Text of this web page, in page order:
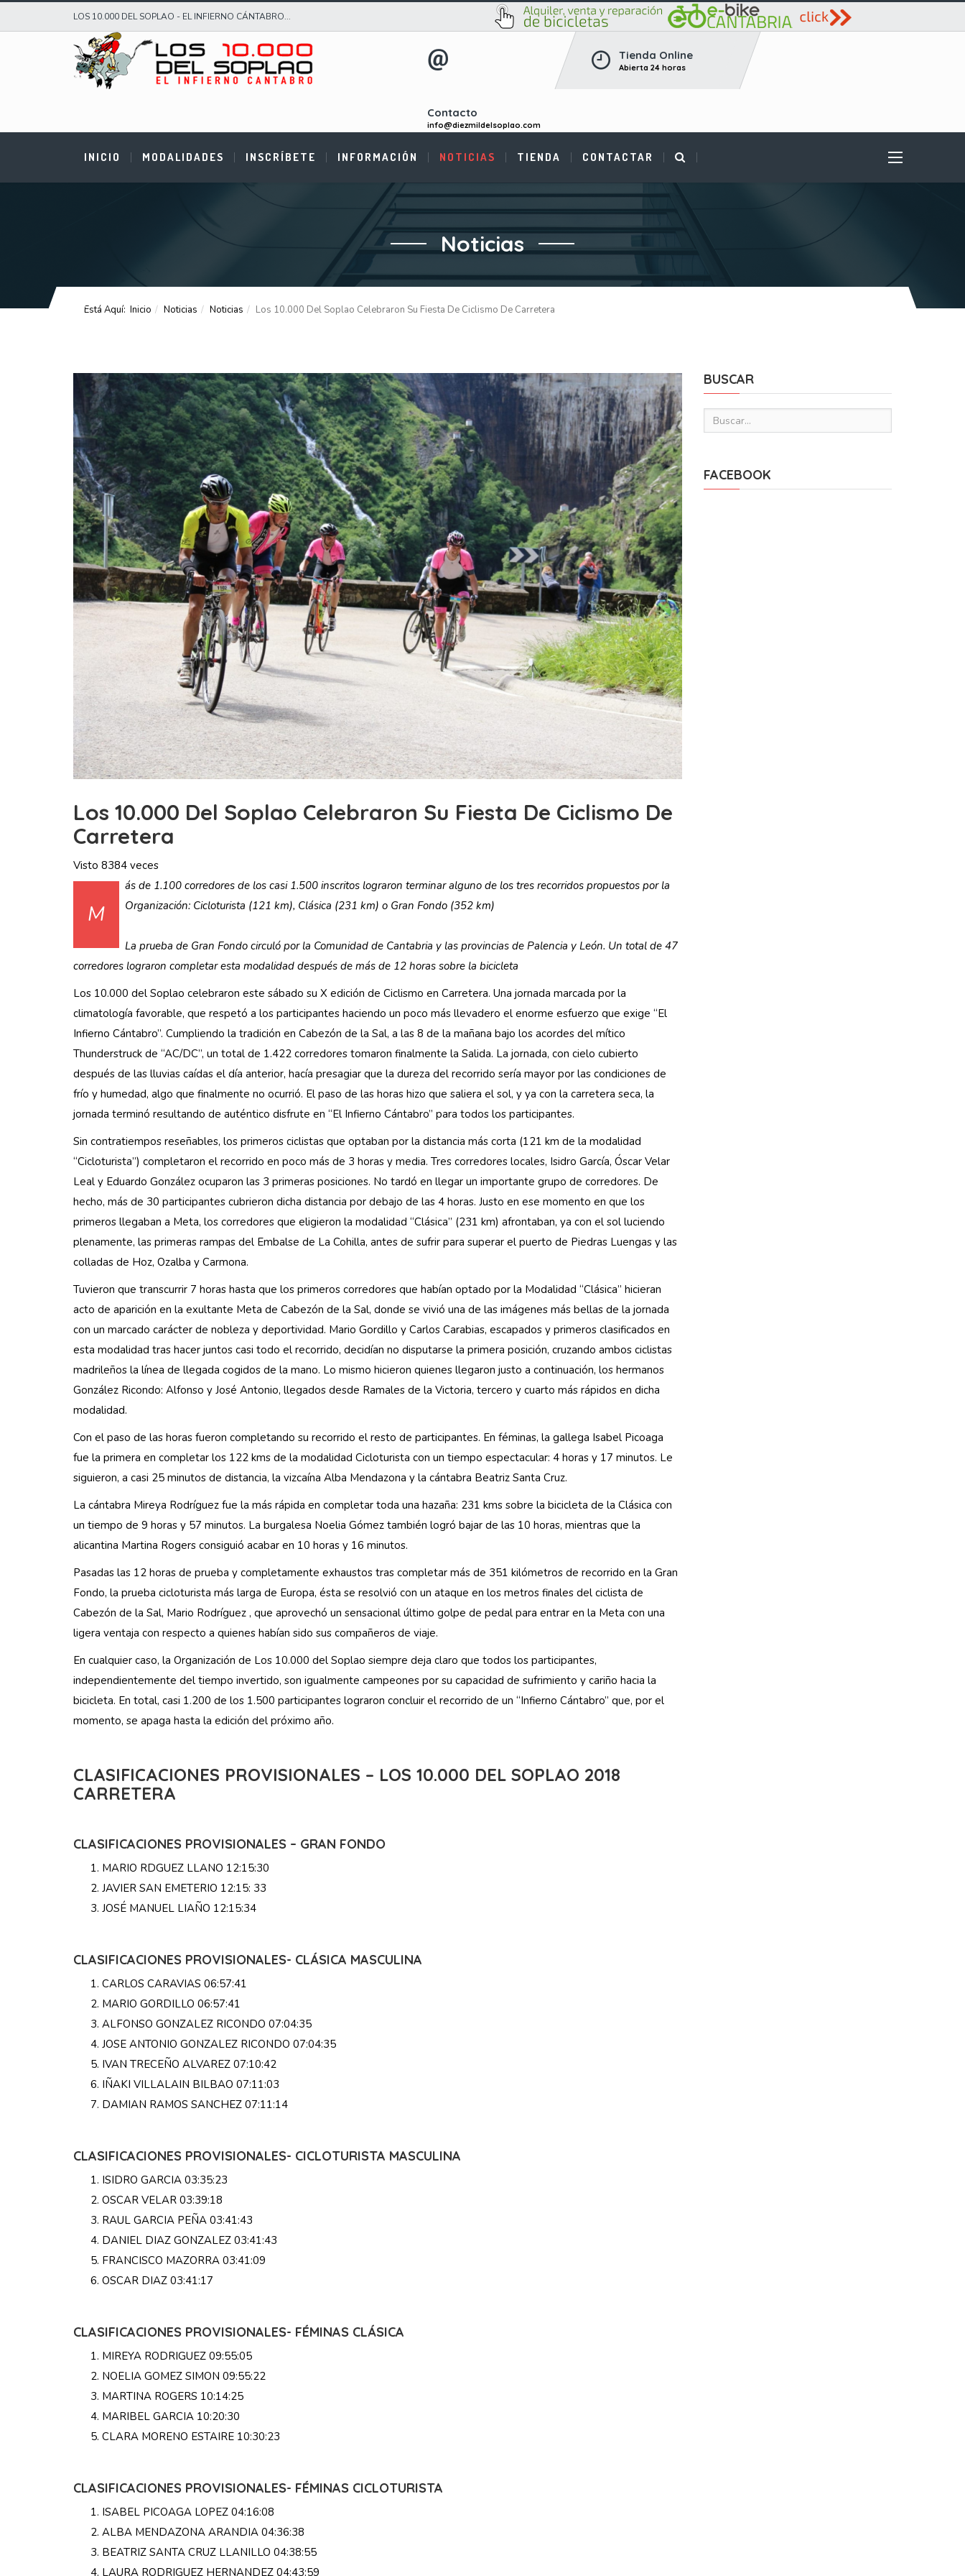
LOS 10.000 DEL SOPLAO - EL INFIERNO CÁNTABRO...
Contacto
info@diezmildelsoplao.com
Tienda Online
Abierta 24 horas
INICIO MODALIDADES INSCRÍBETE INFORMACIÓN NOTICIAS TIENDA CONTACTAR
Noticias
Está Aquí: Inicio Noticias Noticias Los 10.000 Del Soplao Celebraron Su Fiesta De Ciclismo De Carretera
Los 10.000 Del Soplao Celebraron Su Fiesta De Ciclismo De
Carretera
Visto 8384 veces
M
ás de 1.100 corredores de los casi 1.500 inscritos lograron terminar alguno de los tres recorridos propuestos por la
Organización: Cicloturista (121 km), Clásica (231 km) o Gran Fondo (352 km)
La prueba de Gran Fondo circuló por la Comunidad de Cantabria y las provincias de Palencia y León. Un total de 47
corredores lograron completar esta modalidad después de más de 12 horas sobre la bicicleta
Los 10.000 del Soplao celebraron este sábado su X edición de Ciclismo en Carretera. Una jornada marcada por la
climatología favorable, que respetó a los participantes haciendo un poco más llevadero el enorme esfuerzo que exige “El
Infierno Cántabro”. Cumpliendo la tradición en Cabezón de la Sal, a las 8 de la mañana bajo los acordes del mítico
Thunderstruck de “AC/DC”, un total de 1.422 corredores tomaron finalmente la Salida. La jornada, con cielo cubierto
después de las lluvias caídas el día anterior, hacía presagiar que la dureza del recorrido sería mayor por las condiciones de
frío y humedad, algo que finalmente no ocurrió. El paso de las horas hizo que saliera el sol, y ya con la carretera seca, la
jornada terminó resultando de auténtico disfrute en “El Infierno Cántabro” para todos los participantes.
Sin contratiempos reseñables, los primeros ciclistas que optaban por la distancia más corta (121 km de la modalidad
“Cicloturista”) completaron el recorrido en poco más de 3 horas y media. Tres corredores locales, Isidro García, Óscar Velar
Leal y Eduardo González ocuparon las 3 primeras posiciones. No tardó en llegar un importante grupo de corredores. De
hecho, más de 30 participantes cubrieron dicha distancia por debajo de las 4 horas. Justo en ese momento en que los
primeros llegaban a Meta, los corredores que eligieron la modalidad “Clásica” (231 km) afrontaban, ya con el sol luciendo
plenamente, las primeras rampas del Embalse de La Cohilla, antes de sufrir para superar el puerto de Piedras Luengas y las
colladas de Hoz, Ozalba y Carmona.
Tuvieron que transcurrir 7 horas hasta que los primeros corredores que habían optado por la Modalidad “Clásica” hicieran
acto de aparición en la exultante Meta de Cabezón de la Sal, donde se vivió una de las imágenes más bellas de la jornada
con un marcado carácter de nobleza y deportividad. Mario Gordillo y Carlos Carabias, escapados y primeros clasificados en
esta modalidad tras hacer juntos casi todo el recorrido, decidían no disputarse la primera posición, cruzando ambos ciclistas
madrileños la línea de llegada cogidos de la mano. Lo mismo hicieron quienes llegaron justo a continuación, los hermanos
González Ricondo: Alfonso y José Antonio, llegados desde Ramales de la Victoria, tercero y cuarto más rápidos en dicha
modalidad.
Con el paso de las horas fueron completando su recorrido el resto de participantes. En féminas, la gallega Isabel Picoaga
fue la primera en completar los 122 kms de la modalidad Cicloturista con un tiempo espectacular: 4 horas y 17 minutos. Le
siguieron, a casi 25 minutos de distancia, la vizcaína Alba Mendazona y la cántabra Beatriz Santa Cruz.
La cántabra Mireya Rodríguez fue la más rápida en completar toda una hazaña: 231 kms sobre la bicicleta de la Clásica con
un tiempo de 9 horas y 57 minutos. La burgalesa Noelia Gómez también logró bajar de las 10 horas, mientras que la
alicantina Martina Rogers consiguió acabar en 10 horas y 16 minutos.
Pasadas las 12 horas de prueba y completamente exhaustos tras completar más de 351 kilómetros de recorrido en la Gran
Fondo, la prueba cicloturista más larga de Europa, ésta se resolvió con un ataque en los metros finales del ciclista de
Cabezón de la Sal, Mario Rodríguez , que aprovechó un sensacional último golpe de pedal para entrar en la Meta con una
ligera ventaja con respecto a quienes habían sido sus compañeros de viaje.
En cualquier caso, la Organización de Los 10.000 del Soplao siempre deja claro que todos los participantes,
independientemente del tiempo invertido, son igualmente campeones por su capacidad de sufrimiento y cariño hacia la
bicicleta. En total, casi 1.200 de los 1.500 participantes lograron concluir el recorrido de un “Infierno Cántabro” que, por el
momento, se apaga hasta la edición del próximo año.
CLASIFICACIONES PROVISIONALES – LOS 10.000 DEL SOPLAO 2018
CARRETERA
CLASIFICACIONES PROVISIONALES – GRAN FONDO
MARIO RDGUEZ LLANO 12:15:30
JAVIER SAN EMETERIO 12:15: 33
JOSÉ MANUEL LIAÑO 12:15:34
CLASIFICACIONES PROVISIONALES- CLÁSICA MASCULINA
CARLOS CARAVIAS 06:57:41
MARIO GORDILLO 06:57:41
ALFONSO GONZALEZ RICONDO 07:04:35
JOSE ANTONIO GONZALEZ RICONDO 07:04:35
IVAN TRECEÑO ALVAREZ 07:10:42
IÑAKI VILLALAIN BILBAO 07:11:03
DAMIAN RAMOS SANCHEZ 07:11:14
CLASIFICACIONES PROVISIONALES- CICLOTURISTA MASCULINA
ISIDRO GARCIA 03:35:23
OSCAR VELAR 03:39:18
RAUL GARCIA PEÑA 03:41:43
DANIEL DIAZ GONZALEZ 03:41:43
FRANCISCO MAZORRA 03:41:09
OSCAR DIAZ 03:41:17
CLASIFICACIONES PROVISIONALES- FÉMINAS CLÁSICA
MIREYA RODRIGUEZ 09:55:05
NOELIA GOMEZ SIMON 09:55:22
MARTINA ROGERS 10:14:25
MARIBEL GARCIA 10:20:30
CLARA MORENO ESTAIRE 10:30:23
CLASIFICACIONES PROVISIONALES- FÉMINAS CICLOTURISTA
ISABEL PICOAGA LOPEZ 04:16:08
ALBA MENDAZONA ARANDIA 04:36:38
BEATRIZ SANTA CRUZ LLANILLO 04:38:55
LAURA RODRIGUEZ HERNANDEZ 04:43:59
BUSCAR
FACEBOOK